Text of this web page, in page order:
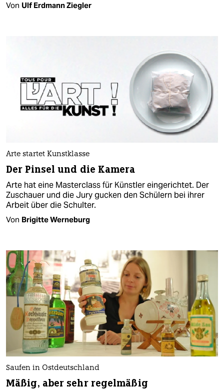
Von Ulf Erdmann Ziegler
Arte startet Kunstklasse
Der Pinsel und die Kamera
Arte hat eine Masterclass für Künstler eingerichtet. Der
Zuschauer und die Jury gucken den Schülern bei ihrer
Arbeit über die Schulter.
Von Brigitte Werneburg
Saufen in Ostdeutschland
Mäßig, aber sehr regelmäßig